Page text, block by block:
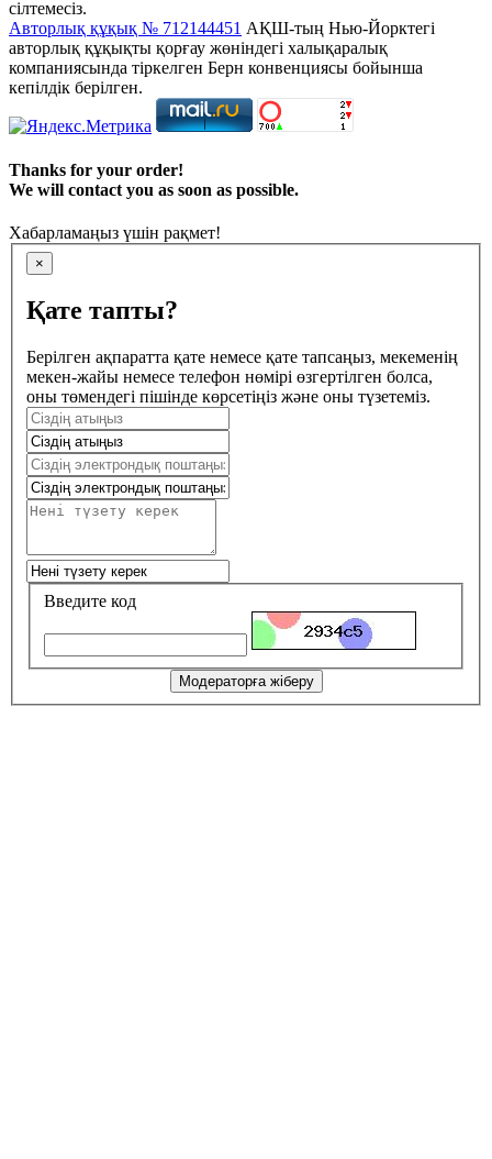
сілтемесіз.
Авторлық құқық № 712144451 АҚШ-тың Нью-Йорктегі
авторлық құқықты қорғау жөніндегі халықаралық
компаниясында тіркелген Берн конвенциясы бойынша
кепілдік берілген.
Thanks for your order!
We will contact you as soon as possible.
Хабарламаңыз үшін рақмет!
×
Қате тапты?
Берілген ақпаратта қате немесе қате тапсаңыз, мекеменің
мекен-жайы немесе телефон нөмірі өзгертілген болса,
оны төмендегі пішінде көрсетіңіз және оны түзетеміз.
Введите код
Модераторға жіберу